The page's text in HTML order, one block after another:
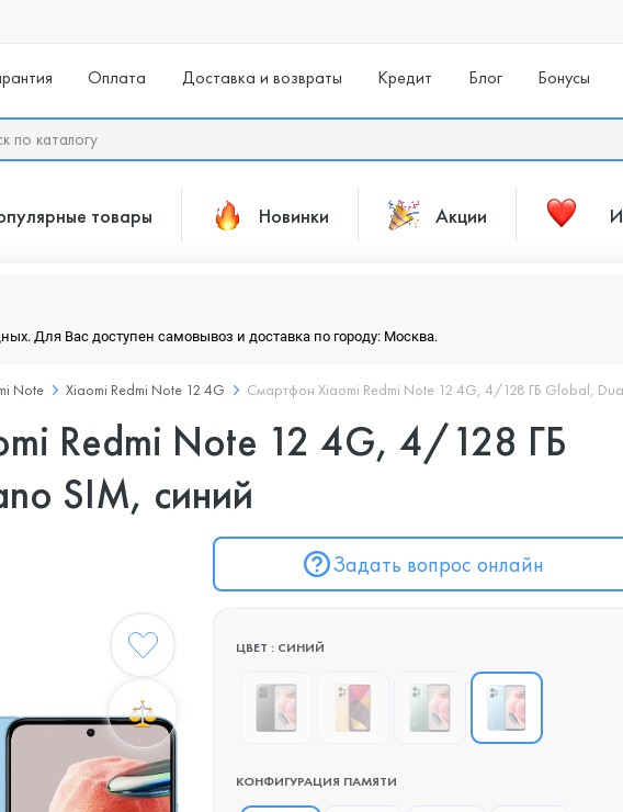
Оплата Доставка и возвраты Кредит Блог Бонусы
товары Новинки Акции
Для Вас доступен самовывоз и доставка по городу: Москва.
Note Xiaomi Redmi Note 12 4G Смартфон Xiaomi Redmi Note 12 4G, 4/128 ГБ Global,
Redmi Note 12 4G, 4/128 ГБ
SIM, синий
Задать вопрос онлайн
ЦВЕТ : СИНИЙ
КОНФИГУРАЦИЯ ПАМЯТИ